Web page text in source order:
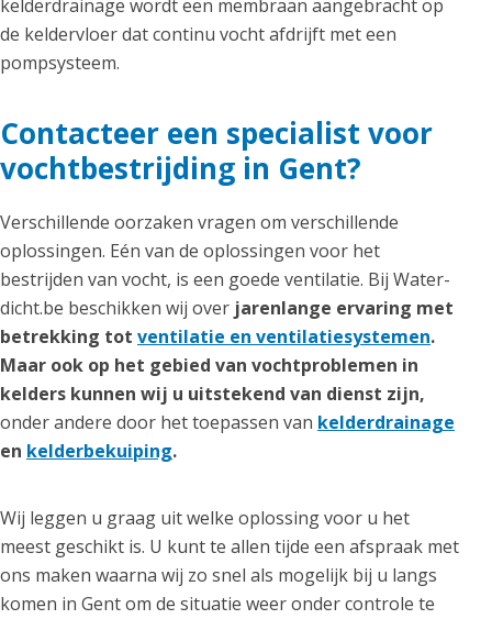
kelderdrainage wordt een membraan aangebracht op
de keldervloer dat continu vocht afdrijft met een
pompsysteem.
Contacteer een specialist voor
vochtbestrijding in Gent?
Verschillende oorzaken vragen om verschillende
oplossingen. Eén van de oplossingen voor het
bestrijden van vocht, is een goede ventilatie. Bij Water-
dicht.be beschikken wij over jarenlange ervaring met
betrekking tot ventilatie en ventilatiesystemen.
Maar ook op het gebied van vochtproblemen in
kelders kunnen wij u uitstekend van dienst zijn,
onder andere door het toepassen van kelderdrainage
en kelderbekuiping.
Wij leggen u graag uit welke oplossing voor u het
meest geschikt is. U kunt te allen tijde een afspraak met
ons maken waarna wij zo snel als mogelijk bij u langs
komen in Gent om de situatie weer onder controle te